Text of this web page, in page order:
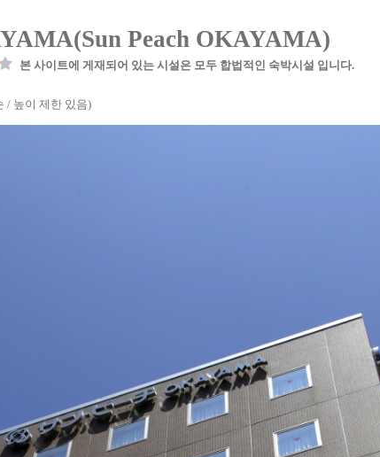
Peach OKAYAMA)
본 사이트에 게재되어 있는 시설은 모두 합법적인 숙박시설 입니다.
/ 높이 제한 있음)